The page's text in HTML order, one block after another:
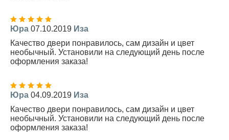
Юра 07.10.2019 Иза
Качество двери понравилось, сам дизайн и цвет
необычный. Установили на следующий день после
оформления заказа!
Юра 04.09.2019 Иза
Качество двери понравилось, сам дизайн и цвет
необычный. Установили на следующий день после
оформления заказа!